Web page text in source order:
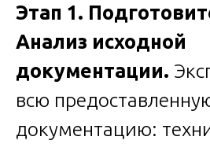
Этап 1.
Анализ исходной
документации.
всю
документацию: